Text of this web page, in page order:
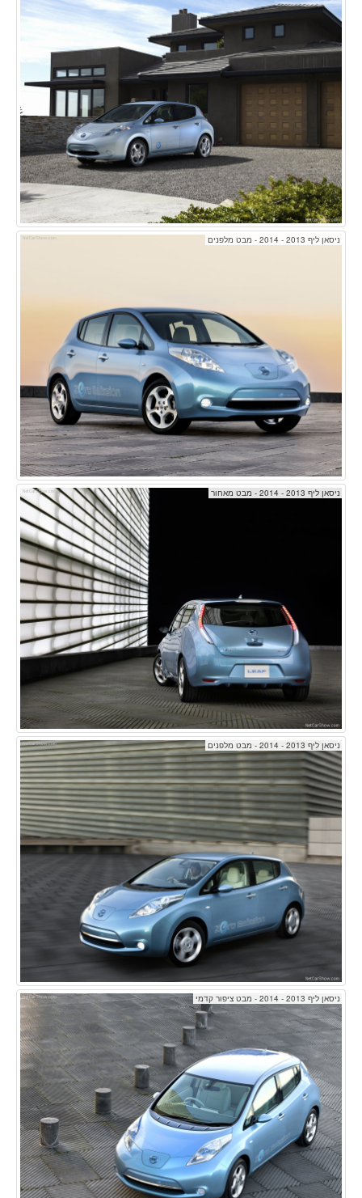
ניסאן ליף 2013 - 2014 - מבט מלפנים
ניסאן ליף 2013 - 2014 - מבט מאחור
ניסאן ליף 2013 - 2014 - מבט מלפנים
ניסאן ליף 2013 - 2014 - מבט ציפור קדמי